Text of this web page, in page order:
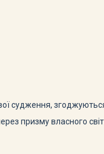
судження,
призму власного